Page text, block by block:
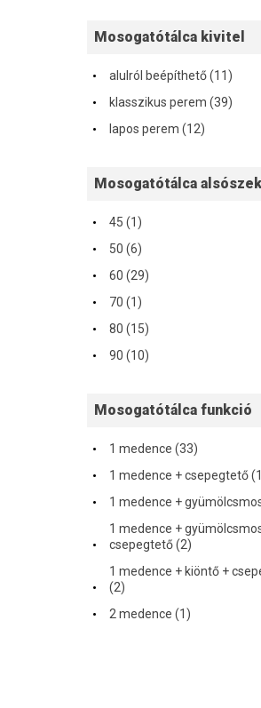
Mosogatótálca kivitel
alulról beépíthető (11)
·
klasszikus perem (39)
·
lapos perem (12)
·
Mosogatótálca
45 (1)
·
50 (6)
·
60 (29)
·
70 (1)
·
80 (15)
·
90 (10)
·
Mosogatótálca funkció
1 medence (33)
·
1 medence + csepegtető
·
1 medence +
·
1 medence +
csepegtető (2)
·
1 medence + kiöntő +
(2)
·
2 medence (1)
·